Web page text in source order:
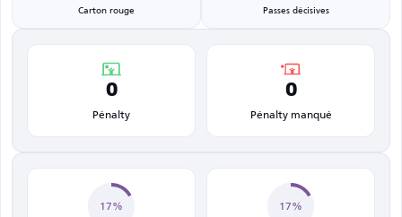
Carton rouge Passes décisives
0
Pénalty
0
Pénalty manqué
17% 17%